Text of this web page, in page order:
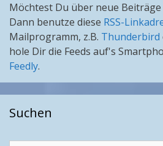
Möchtest Du über neue
Dann benutze diese RSS-
Mailprogramm, z.B. Thunderbird
hole Dir die Feeds auf's
Feedly.
Suchen